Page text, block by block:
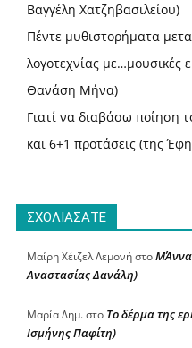
Βαγγέλη Χατζηβασιλείου)
Πέντε μυθιστορήματα
λογοτεχνίας με…μουσικές
Θανάση Μήνα)
Γιατί να διαβάσω ποίηση
και 6+1 προτάσεις (της
ΣΧΟΛΙΑΣΑΤΕ
Μαίρη Χέιζελ ΛεμονήστοΜΆννα
Αναστασίας Δανάλη)
Μαρία Δημ.στο Το δέρμα της
Ισμήνης Παφίτη)